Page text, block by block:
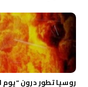
روسيا تطور درون “يوم